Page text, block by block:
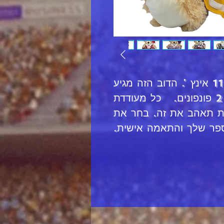
זהו הדוב העודד הקטן ביותר 11 אינץ '. הדוב הזה מגיע
עם מדים לעידוד דובים ו -2 פונפונים. כל מעודדת
תאהב את זה. בחר את
שלך והתאמה אישית.